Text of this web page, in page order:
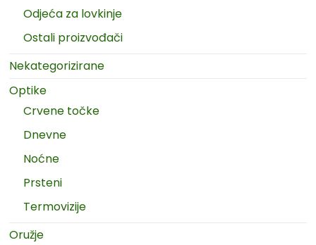
Odjeća za lovkinje
Ostali proizvođači
Nekategorizirane
Optike
Crvene točke
Dnevne
Noćne
Prsteni
Termovizije
Oružje